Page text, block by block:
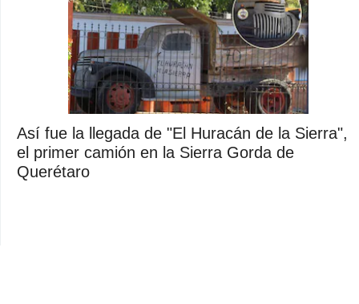
Así fue la llegada de "El Huracán de la Sierra",
el primer camión en la Sierra Gorda de
Querétaro